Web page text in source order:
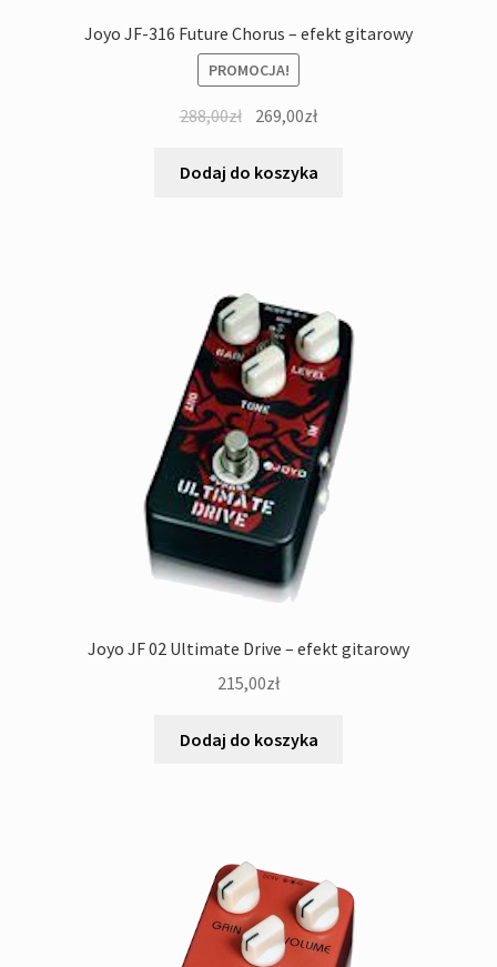
Joyo JF-316 Future Chorus – efekt gitarowy
PROMOCJA!
288,00zł Pierwotna
wynosiła:
269,00złAktualna
wynosi:
Dodaj do koszyka
Joyo JF 02 Ultimate Drive – efekt gitarowy
215,00zł
Dodaj do koszyka